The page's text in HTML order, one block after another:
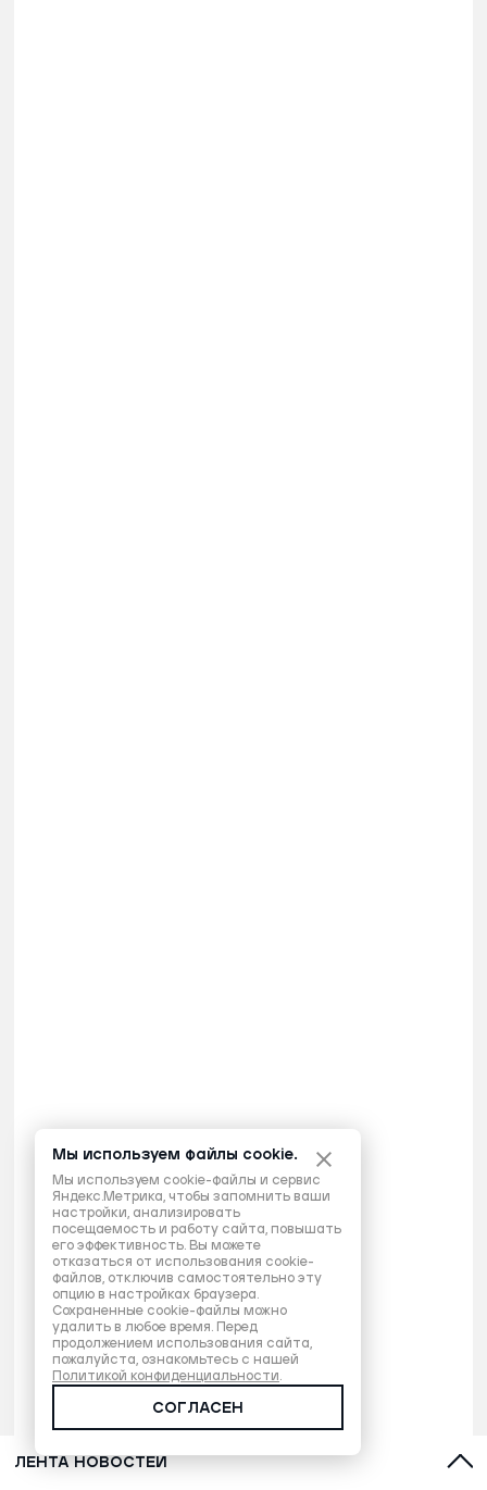
ЛЕНТА НОВОСТЕЙ
Мы используем файлы cookie.
Мы используем cookie-файлы и сервис
Яндекс.Метрика, чтобы запомнить ваши
настройки, анализировать
посещаемость и работу сайта, повышать
его эффективность. Вы можете
отказаться от использования cookie-
файлов, отключив самостоятельно эту
опцию в настройках браузера.
Сохраненные cookie-файлы можно
удалить в любое время. Перед
продолжением использования сайта,
пожалуйста, ознакомьтесь с нашей
Политикой конфиденциальности.
СОГЛАСЕН